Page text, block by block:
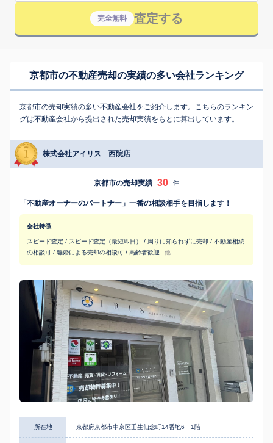
完全無料 査定する
京都市の不動産売却の実績の多い会社ランキング
京都市の売却実績の多い不動産会社をご紹介します。こちらのランキン
グは不動産会社から提出された売却実績をもとに算出しています。
株式会社アイリス 西院店
京都市の売却実績 30 件
「不動産オーナーのパートナー」一番の相談相手を目指します！
会社特徴
スピード査定 / スピード査定（最短即日） / 周りに知られずに売却 / 不動産相続
の相談可 / 離婚による売却の相談可 / 高齢者歓迎
他...
所在地 京都府京都市中京区壬生仙念町14番地6 1階